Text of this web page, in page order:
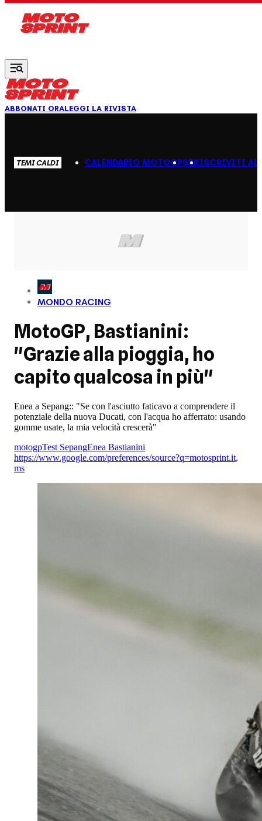
ABBONATI ORALEGGI LA RIVISTA
TEMI CALDI CALENDARIO MOTOGPSBKISCRIVITI AL
MONDO RACING
MotoGP, Bastianini:
"Grazie alla pioggia, ho
capito qualcosa in più"
Enea a Sepang:: "Se con l'asciutto faticavo a comprendere il
potenziale della nuova Ducati, con l'acqua ho afferrato: usando
gomme usate, la mia velocità crescerà"
motogpTest SepangEnea Bastianini
https://www.google.com/preferences/source?q=motosprint.it,
ms